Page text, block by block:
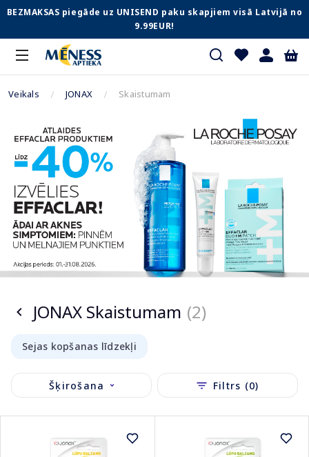
BEZMAKSAS piegāde uz UNISEND paku skapjiem visā Latvijā no
9.99EUR!
Veikals JONAX Skaistumam
JONAX Skaistumam (2)
Sejas kopšanas līdzekļi
Šķirošana Filtrs (0)